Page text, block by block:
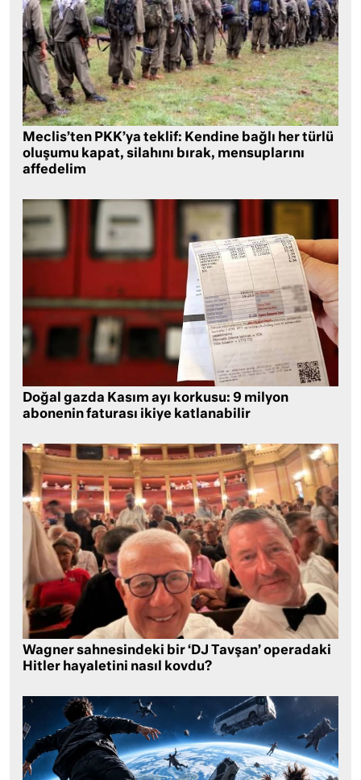
Meclis’ten PKK’ya teklif: Kendine bağlı her türlü
oluşumu kapat, silahını bırak, mensuplarını
affedelim
Doğal gazda Kasım ayı korkusu: 9 milyon
abonenin faturası ikiye katlanabilir
Wagner sahnesindeki bir ‘DJ Tavşan’ operadaki
Hitler hayaletini nasıl kovdu?